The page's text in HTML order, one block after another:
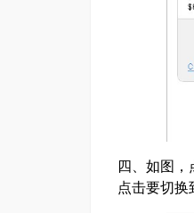
四、如图
点击要切换